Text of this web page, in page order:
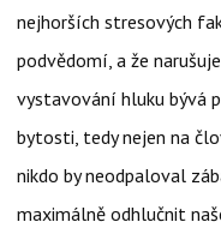
nejhorších stresových
podvědomí, a že
vystavování hluku bývá
bytosti, tedy nejen na
nikdo by neodpaloval
maximálně odhlučnit